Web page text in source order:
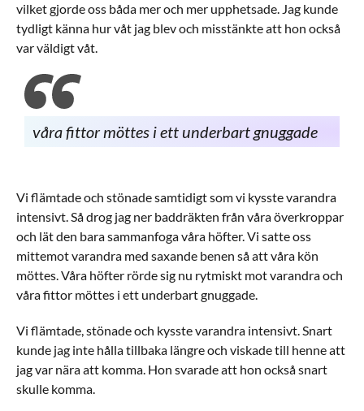
vilket gjorde oss båda mer och mer upphetsade. Jag kunde
tydligt känna hur våt jag blev och misstänkte att hon också
var väldigt våt.
våra fittor möttes i ett underbart gnuggade
Vi flämtade och stönade samtidigt som vi kysste varandra
intensivt. Så drog jag ner baddräkten från våra överkroppar
och lät den bara sammanfoga våra höfter. Vi satte oss
mittemot varandra med saxande benen så att våra kön
möttes. Våra höfter rörde sig nu rytmiskt mot varandra och
våra fittor möttes i ett underbart gnuggade.
Vi flämtade, stönade och kysste varandra intensivt. Snart
kunde jag inte hålla tillbaka längre och viskade till henne att
jag var nära att komma. Hon svarade att hon också snart
skulle komma.